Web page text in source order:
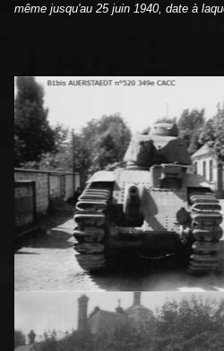
même jusqu'au 25 juin 1940, date à